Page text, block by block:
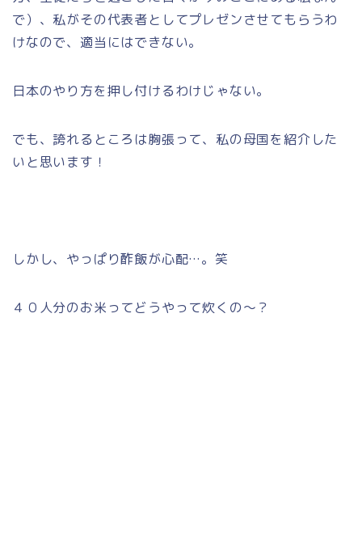
で）、私がその代表者としてプレゼンさせてもらうわ
けなので、適当にはできない。
日本のやり方を押し付けるわけじゃない。
でも、誇れるところは胸張って、私の母国を紹介した
いと思います！
しかし、やっぱり酢飯が心配…。笑
４０人分のお米ってどうやって炊くの～？